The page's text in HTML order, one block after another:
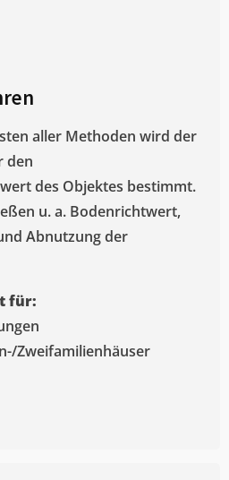
aller Methoden wird der
den
des Objektes bestimmt.
u. a. Bodenrichtwert,
Abnutzung der
für:
Zweifamilienhäuser